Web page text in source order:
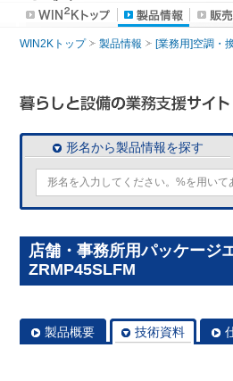
WIN2Kトップ 製品情報 [業務用]空調・
形名から製品情報を探す
店舗・事務所用パッケージ
ZRMP45SLFM
製品概要 技術資料